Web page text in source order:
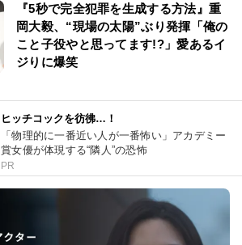
『5秒で完全犯罪を生成する方法』重
岡大毅、“現場の太陽”ぶり発揮「俺の
こと子役やと思ってます!?」愛あるイ
ジりに爆笑
ヒッチコックを彷彿…！
「物理的に一番近い人が一番怖い」アカデミー
賞女優が体現する“隣人”の恐怖
PR